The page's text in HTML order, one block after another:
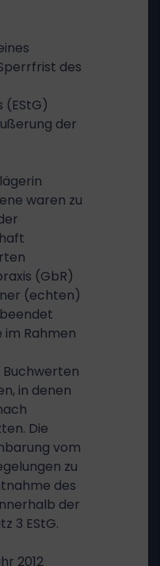
des
(EStG)
der
waren zu
(GbR)
(echten)
beendet
im Rahmen
in denen
Die
vom
zu
des
der
3 EStG.
2012